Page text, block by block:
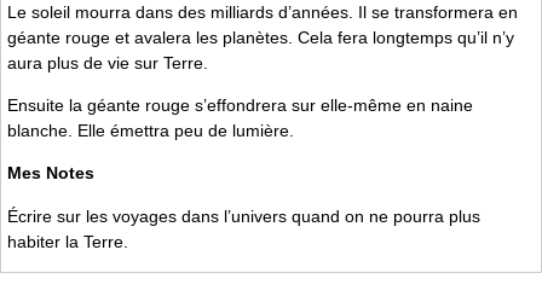
Le soleil mourra dans des milliards d’années. Il se transformera en
géante rouge et avalera les planètes. Cela fera longtemps qu’il n’y
aura plus de vie sur Terre.
Ensuite la géante rouge s’effondrera sur elle-même en naine
blanche. Elle émettra peu de lumière.
Mes Notes
Écrire sur les voyages dans l’univers quand on ne pourra plus
habiter la Terre.